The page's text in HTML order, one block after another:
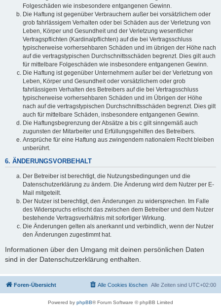
Folgeschäden wie insbesondere entgangenen Gewinn.
Die Haftung ist gegenüber Verbrauchern außer bei vorsätzlichem oder
grob fahrlässigem Verhalten oder bei Schäden aus der Verletzung von
Leben, Körper und Gesundheit und der Verletzung wesentlicher
Vertragspflichten (Kardinalpflichten) auf die bei Vertragsschluss
typischerweise vorhersehbaren Schäden und im übrigen der Höhe nach
auf die vertragstypischen Durchschnittsschäden begrenzt. Dies gilt auch
für mittelbare Folgeschäden wie insbesondere entgangenen Gewinn.
Die Haftung ist gegenüber Unternehmern außer bei der Verletzung von
Leben, Körper und Gesundheit oder vorsätzlichem oder grob
fahrlässigem Verhalten des Betreibers auf die bei Vertragsschluss
typischerweise vorhersehbaren Schäden und im Übrigen der Höhe
nach auf die vertragstypischen Durchschnittsschäden begrenzt. Dies gilt
auch für mittelbare Schäden, insbesondere entgangenen Gewinn.
Die Haftungsbegrenzung der Absätze a bis c gilt sinngemäß auch
zugunsten der Mitarbeiter und Erfüllungsgehilfen des Betreibers.
Ansprüche für eine Haftung aus zwingendem nationalem Recht bleiben
unberührt.
6. ÄNDERUNGSVORBEHALT
Der Betreiber ist berechtigt, die Nutzungsbedingungen und die
Datenschutzerklärung zu ändern. Die Änderung wird dem Nutzer per E-
Mail mitgeteilt.
Der Nutzer ist berechtigt, den Änderungen zu widersprechen. Im Falle
des Widerspruchs erlischt das zwischen dem Betreiber und dem Nutzer
bestehende Vertragsverhältnis mit sofortiger Wirkung.
Die Änderungen gelten als anerkannt und verbindlich, wenn der Nutzer
den Änderungen zugestimmt hat.
Informationen über den Umgang mit deinen persönlichen Daten
sind in der Datenschutzerklärung enthalten.
Foren-Übersicht Alle Zeiten sind UTC+02:00
Alle Cookies löschen
Powered by phpBB® Forum Software © phpBB Limited